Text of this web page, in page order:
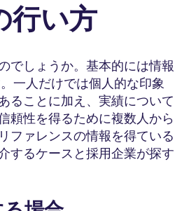
行い方
でしょうか。基本的には情報
一人だけでは個人的な印象
ることに加え、実績について
頼性を得るために複数人から
ファレンスの情報を得ている
するケースと採用企業が探す